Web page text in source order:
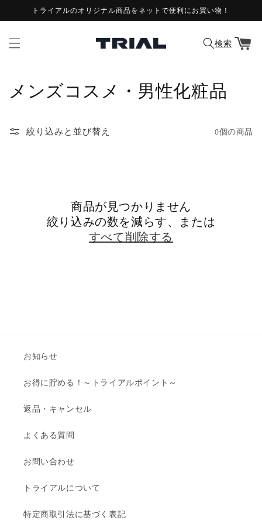
ンツに
進む
トライアルのオリジナル商品をネットで便利にお買い物！
検索
ー
コ
ク
メンズコスメ・男性化粧品
絞り込みと並び替え 0個の商品
商品が見つかりません
絞り込みの数を減らす、または
すべて削除する
お知らせ
お得に貯める！～トライアルポイント～
返品・キャンセル
よくある質問
お問い合わせ
トライアルについて
特定商取引法に基づく表記